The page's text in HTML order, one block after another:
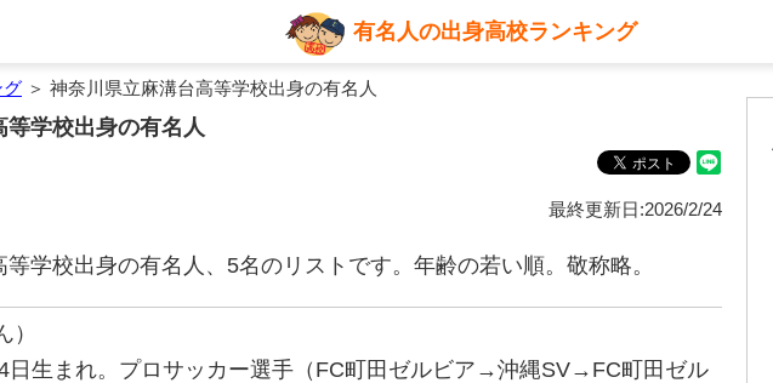
有名人の出身高校ランキング
グ ＞ 神奈川県立麻溝台高等学校出身の有名人
学校出身の有名人
最終更新日:2026/2/24
学校出身の有名人、5名のリストです。年齢の若い順。敬称略。
）
日生まれ。プロサッカー選手（FC町田ゼルビア→沖縄SV→FC町田ゼル